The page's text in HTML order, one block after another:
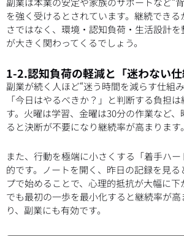
を強く受けるとされています。継続でき
さではなく、環境・認知負荷・生活設計
が大きく関わってくるでしょう。
1-2.認知負荷の軽減と「迷わない
副業が続く人ほど“迷う時間を減らす仕組み
「今日はやるべきか？」と判断する負担
す。火曜は学習、金曜は30分の作業など
ると決断が不要になり継続率が高まります。
また、行動を極端に小さくする「着手ハ
的です。ノートを開く、昨日の記録を見る
プで始めることで、心理的抵抗が大幅に
でも最初の一歩を最小化すると継続率が
り、副業にも有効です。